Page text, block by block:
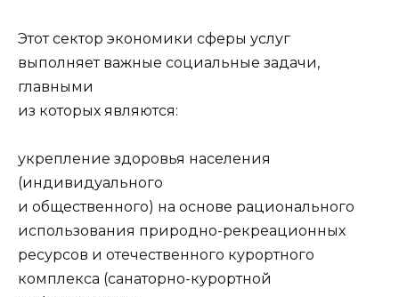
Этот сектор экономики сферы услуг
выполняет важные социальные задачи,
главными
из которых являются:
укрепление здоровья населения
(индивидуального
и общественного) на основе рационального
использования природно-рекреационных
ресурсов и отечественного курортного
комплекса (санаторно-курортной